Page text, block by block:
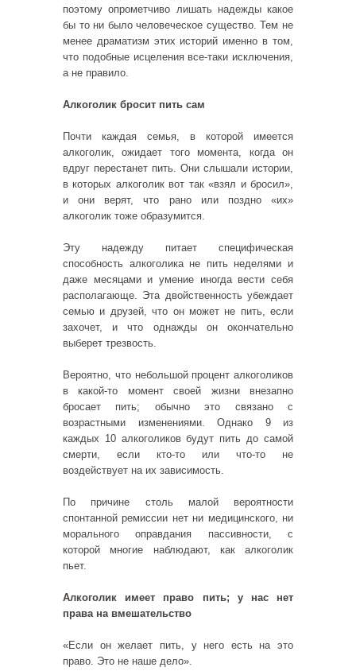
поэтому опрометчиво лишать надежды какое
бы то ни было человеческое существо. Тем не
менее драматизм этих историй именно в том,
что подобные исцеления все-таки исключения,
а не правило.
Алкоголик бросит пить сам
Почти каждая семья, в которой имеется
алкоголик, ожидает того момента, когда он
вдруг перестанет пить. Они слышали истории,
в которых алкоголик вот так «взял и бросил»,
и они верят, что рано или поздно «их»
алкоголик тоже образумится.
Эту надежду питает специфическая
способность алкоголика не пить неделями и
даже месяцами и умение иногда вести себя
располагающе. Эта двойственность убеждает
семью и друзей, что он может не пить, если
захочет, и что однажды он окончательно
выберет трезвость.
Вероятно, что небольшой процент алкоголиков
в какой-то момент своей жизни внезапно
бросает пить; обычно это связано с
возрастными изменениями. Однако 9 из
каждых 10 алкоголиков будут пить до самой
смерти, если кто-то или что-то не
воздействует на их зависимость.
По причине столь малой вероятности
спонтанной ремиссии нет ни медицинского, ни
морального оправдания пассивности, с
которой многие наблюдают, как алкоголик
пьет.
Алкоголик имеет право пить; у нас нет
права на вмешательство
«Если он желает пить, у него есть на это
право. Это не наше дело».